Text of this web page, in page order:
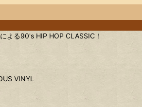
よる90's HIP HOP CLASSIC！
VINYL